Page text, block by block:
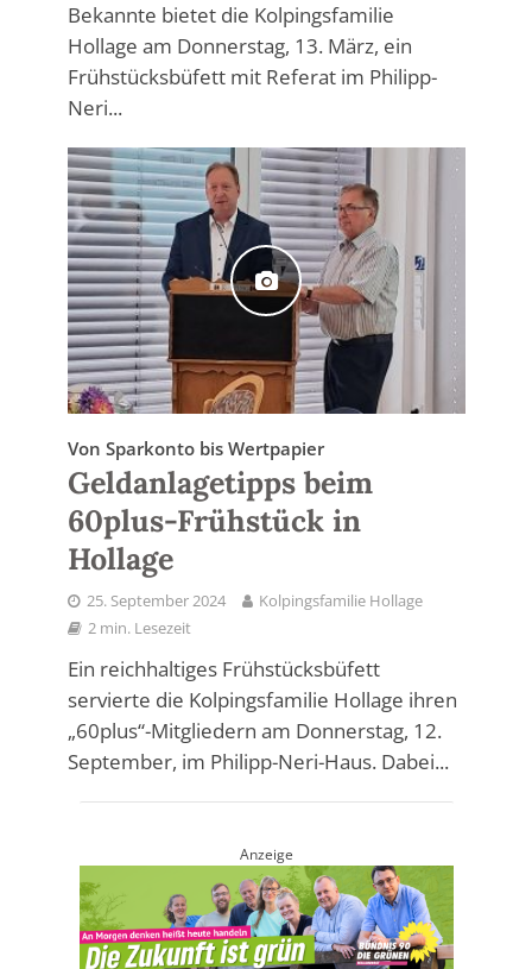
Bekannte bietet die Kolpingsfamilie
Hollage am Donnerstag, 13. März, ein
Frühstücksbüfett mit Referat im Philipp-
Neri...
Von Sparkonto bis Wertpapier
Geldanlagetipps beim
60plus-Frühstück in
Hollage
25. September 2024
Kolpingsfamilie Hollage
2 min. Lesezeit
Ein reichhaltiges Frühstücksbüfett
servierte die Kolpingsfamilie Hollage ihren
„60plus“-Mitgliedern am Donnerstag, 12.
September, im Philipp-Neri-Haus. Dabei...
Anzeige